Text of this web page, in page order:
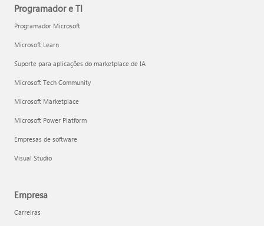
Programador e TI
Programador Microsoft
Microsoft Learn
Suporte para aplicações do marketplace de IA
Microsoft Tech Community
Microsoft Marketplace
Microsoft Power Platform
Empresas de software
Visual Studio
Empresa
Carreiras